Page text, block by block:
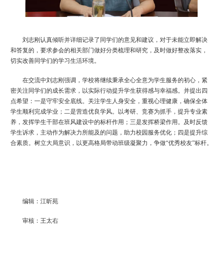
刘志刚认真倾听并详细记录了同学们的意见和建议，对于未能立即解决
和答复的，要求参会的相关部门做好分类梳理和研究，及时做好整改落实，
切实改善同学们的学习生活环境。
在交流中刘志刚强调，学校将继续秉承全心全意为学生服务的初心，紧
密关注同学们的成长需求，以实际行动提升学生获得感与幸福感。并提出四
点希望：一是守牢安全底线。关注学生人身安全，重视心理健康，确保全体
学生顺利完成学业；二是营造优良学风。以考研、竞赛为抓手，提升专业素
养，发挥学生干部在班风建设中的标杆作用；三是发挥桥梁作用。及时反馈
学生诉求，主动作为解决力所能及的问题，助力校园服务优化；四是提升综
合素质。 树立大局意识，以更高格局带动班级凝聚力，争做“优秀校友”标杆。
编辑：江昕苑
审核：王太右